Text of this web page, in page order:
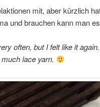
mit, aber kürzlich
und brauchen kann man
often, but I felt like it
lace yarn.